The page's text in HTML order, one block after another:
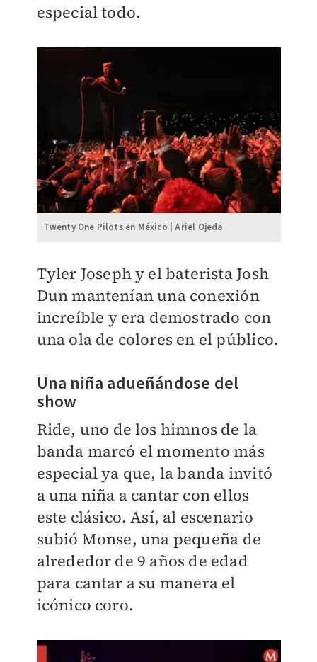
especial todo.
Twenty One Pilots en México | Ariel Ojeda
Tyler Joseph y el baterista Josh
Dun mantenían una conexión
increíble y era demostrado con
una ola de colores en el público.
Una niña adueñándose del
show
Ride, uno de los himnos de la
banda marcó el momento más
especial ya que, la banda invitó
a una niña a cantar con ellos
este clásico. Así, al escenario
subió Monse, una pequeña de
alrededor de 9 años de edad
para cantar a su manera el
icónico coro.